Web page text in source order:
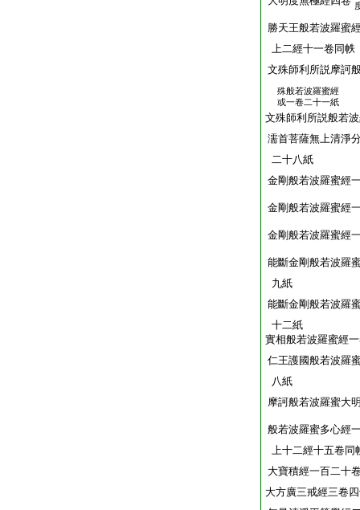
勝天王般若波羅蜜
上二經十一卷同帙
文殊師利所説摩訶
殊般若波羅蜜經
或一卷二十一紙
文殊師利所説般若
濡首菩薩無上清淨
二十八紙
金剛般若波羅蜜經
金剛般若波羅蜜經
金剛般若波羅蜜經
能斷金剛般若波羅
九紙
能斷金剛般若波羅
十二紙
實相般若波羅蜜經
仁王護國般若波羅
八紙
摩訶般若波羅蜜大
般若波羅蜜多心經
上十二經十五卷同
大寶積經一百二十
大方廣三戒經三卷